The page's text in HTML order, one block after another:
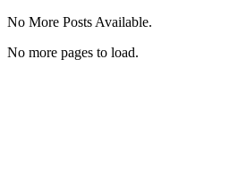
No More Posts Available.
No more pages to load.